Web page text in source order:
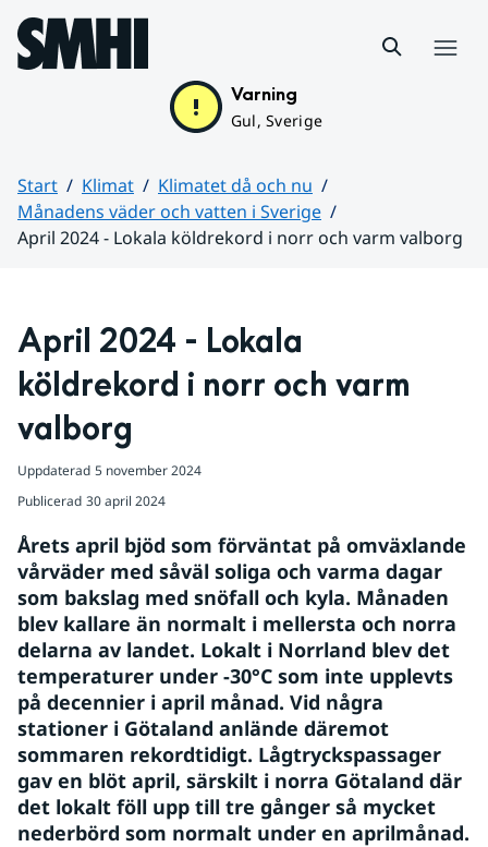
Hoppa till sidans innehåll
Varning
Gul, Sverige
Start Klimat
Klimatet då och nu
Månadens väder och vatten i Sverige
April 2024 - Lokala köldrekord i norr och varm valborg
April 2024 - Lokala
köldrekord i norr och varm
valborg
Uppdaterad 5 november 2024
Publicerad 30 april 2024
Årets april bjöd som förväntat på omväxlande
vårväder med såväl soliga och varma dagar
som bakslag med snöfall och kyla. Månaden
blev kallare än normalt i mellersta och norra
delarna av landet. Lokalt i Norrland blev det
temperaturer under -30°C som inte upplevts
på decennier i april månad. Vid några
stationer i Götaland anlände däremot
sommaren rekordtidigt. Lågtryckspassager
gav en blöt april, särskilt i norra Götaland där
det lokalt föll upp till tre gånger så mycket
nederbörd som normalt under en aprilmånad.